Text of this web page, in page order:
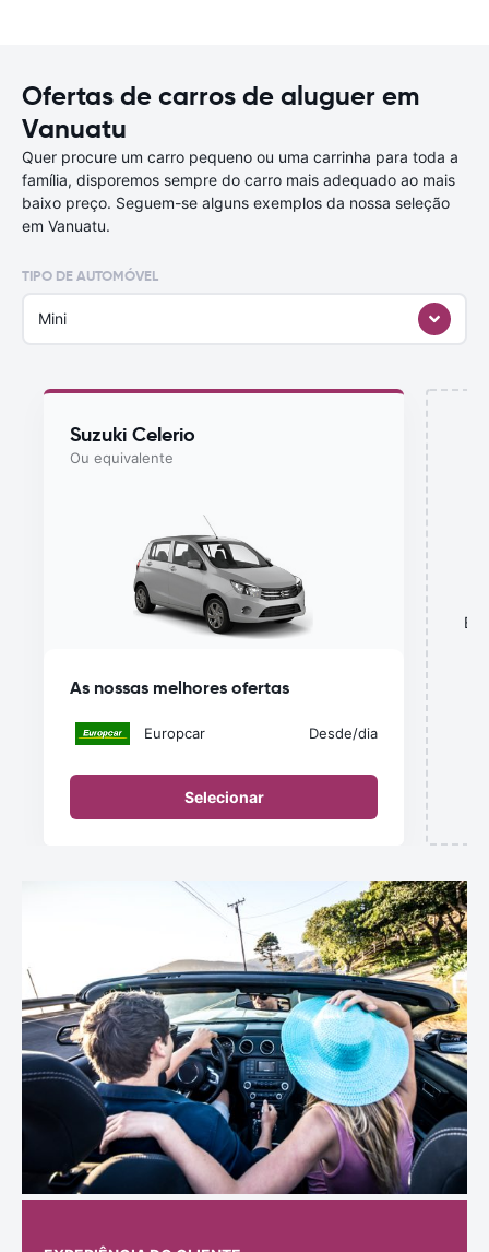
Ofertas de carros de aluguer em
Vanuatu
Quer procure um carro pequeno ou uma carrinha para toda a
família, disporemos sempre do carro mais adequado ao mais
baixo preço. Seguem-se alguns exemplos da nossa seleção
em Vanuatu.
TIPO DE AUTOMÓVEL
Mini
Suzuki Celerio
Ou equivalente
As nossas melhores ofertas
Europcar Desde/dia
Selecionar